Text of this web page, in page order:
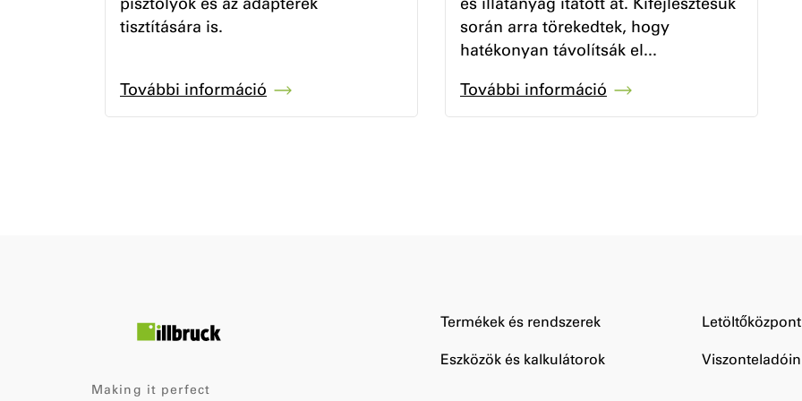
tisztítására is.
További információ
során arra törekedtek, hogy
hatékonyan távolítsák el...
További információ
Making it perfect
Termékek és rendszerek
Eszközök és kalkulátorok
Letöltőközpont